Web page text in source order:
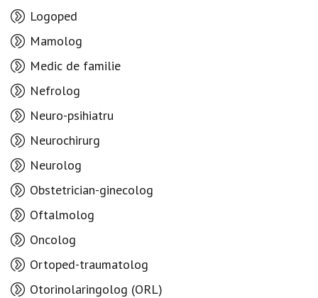
Logoped
Mamolog
Medic de familie
Nefrolog
Neuro-psihiatru
Neurochirurg
Neurolog
Obstetrician-ginecolog
Oftalmolog
Oncolog
Ortoped-traumatolog
Otorinolaringolog (ORL)